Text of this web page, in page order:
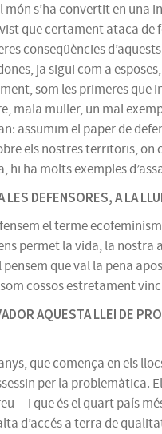
s’ha convertit en
que certament ataca de
conseqüències
ja sigui com a
som les primeres
mala muller, un mal
assumim el paper de
els nostres territoris,
hi ha molts exemples
DEFENSORES, A LA
el terme
permet la vida, la
que val la pena
cossos estretament
AQUESTA LLEI DE
que comença en els
per la
i que és el quart país
d’accés a terra de